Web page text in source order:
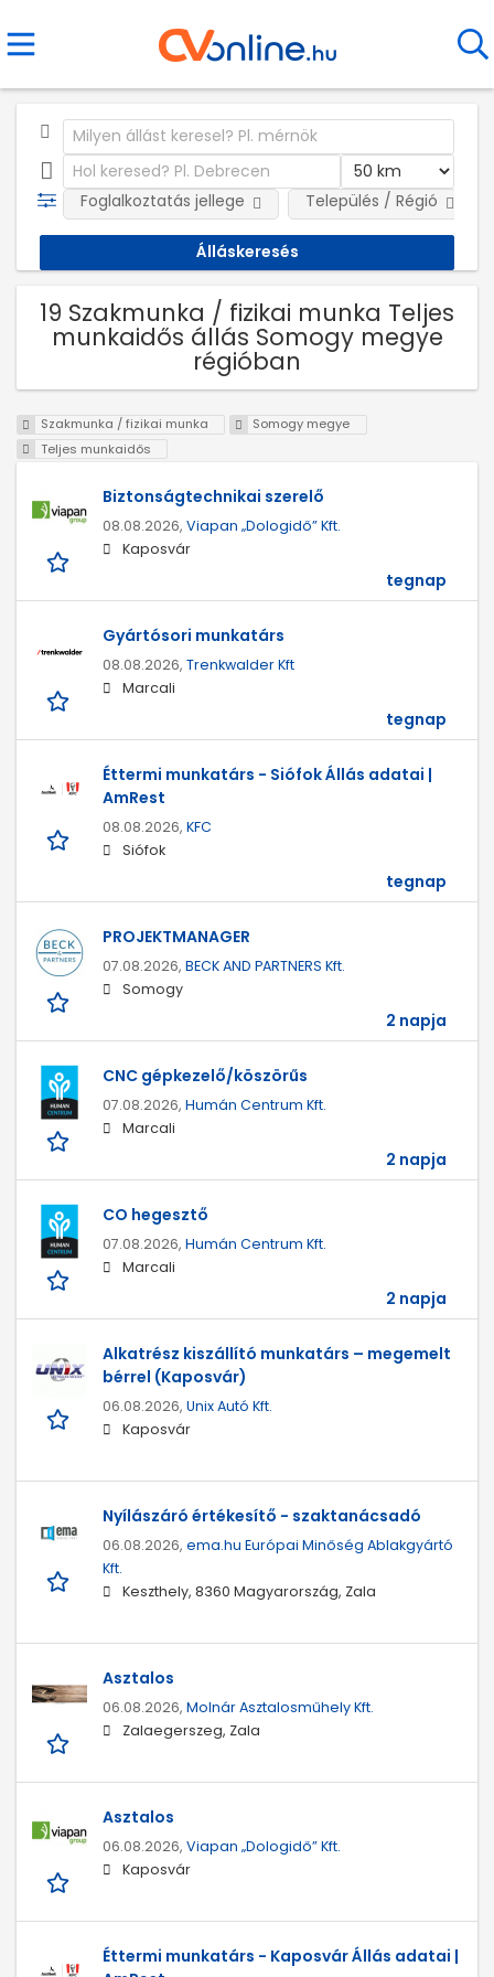
Foglalkoztatás jellege Település / Régió
19 Szakmunka / fizikai munka Teljes
munkaidős állás Somogy megye
régióban
Szakmunka / fizikai munka
Somogy megye
Teljes munkaidős
Biztonságtechnikai szerelő
08.08.2026, Viapan „Dologidő” Kft.
Kaposvár
tegnap
Gyártósori munkatárs
08.08.2026, Trenkwalder Kft
Marcali
tegnap
Éttermi munkatárs - Siófok Állás adatai |
AmRest
08.08.2026, KFC
Siófok
tegnap
PROJEKTMANAGER
07.08.2026, BECK AND PARTNERS Kft.
Somogy
2 napja
CNC gépkezelő/köszörűs
07.08.2026, Humán Centrum Kft.
Marcali
2 napja
CO hegesztő
07.08.2026, Humán Centrum Kft.
Marcali
2 napja
Alkatrész kiszállító munkatárs – megemelt
bérrel (Kaposvár)
06.08.2026, Unix Autó Kft.
Kaposvár
Nyílászáró értékesítő - szaktanácsadó
06.08.2026, ema.hu Európai Minőség Ablakgyártó
Kft.
Keszthely, 8360 Magyarország, Zala
Asztalos
06.08.2026, Molnár Asztalosműhely Kft.
Zalaegerszeg, Zala
Asztalos
06.08.2026, Viapan „Dologidő” Kft.
Kaposvár
Éttermi munkatárs - Kaposvár Állás adatai |